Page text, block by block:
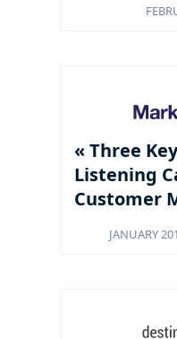
« Three
Listening
Customer
JANUARY